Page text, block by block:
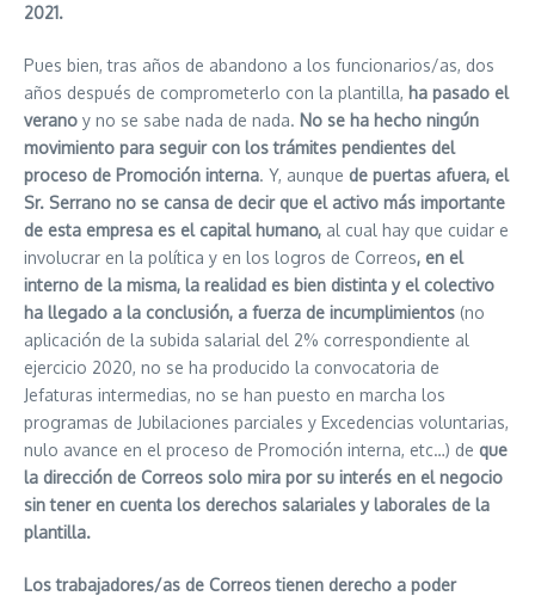
2021.
Pues bien, tras años de abandono a los funcionarios/as, dos
años después de comprometerlo con la plantilla, ha pasado el
verano y no se sabe nada de nada. No se ha hecho ningún
movimiento para seguir con los trámites pendientes del
proceso de Promoción interna. Y, aunque de puertas afuera, el
Sr. Serrano no se cansa de decir que el activo más importante
de esta empresa es el capital humano, al cual hay que cuidar e
involucrar en la política y en los logros de Correos, en el
interno de la misma, la realidad es bien distinta y el colectivo
ha llegado a la conclusión, a fuerza de incumplimientos (no
aplicación de la subida salarial del 2% correspondiente al
ejercicio 2020, no se ha producido la convocatoria de
Jefaturas intermedias, no se han puesto en marcha los
programas de Jubilaciones parciales y Excedencias voluntarias,
nulo avance en el proceso de Promoción interna, etc…) de que
la dirección de Correos solo mira por su interés en el negocio
sin tener en cuenta los derechos salariales y laborales de la
plantilla.
Los trabajadores/as de Correos tienen derecho a poder